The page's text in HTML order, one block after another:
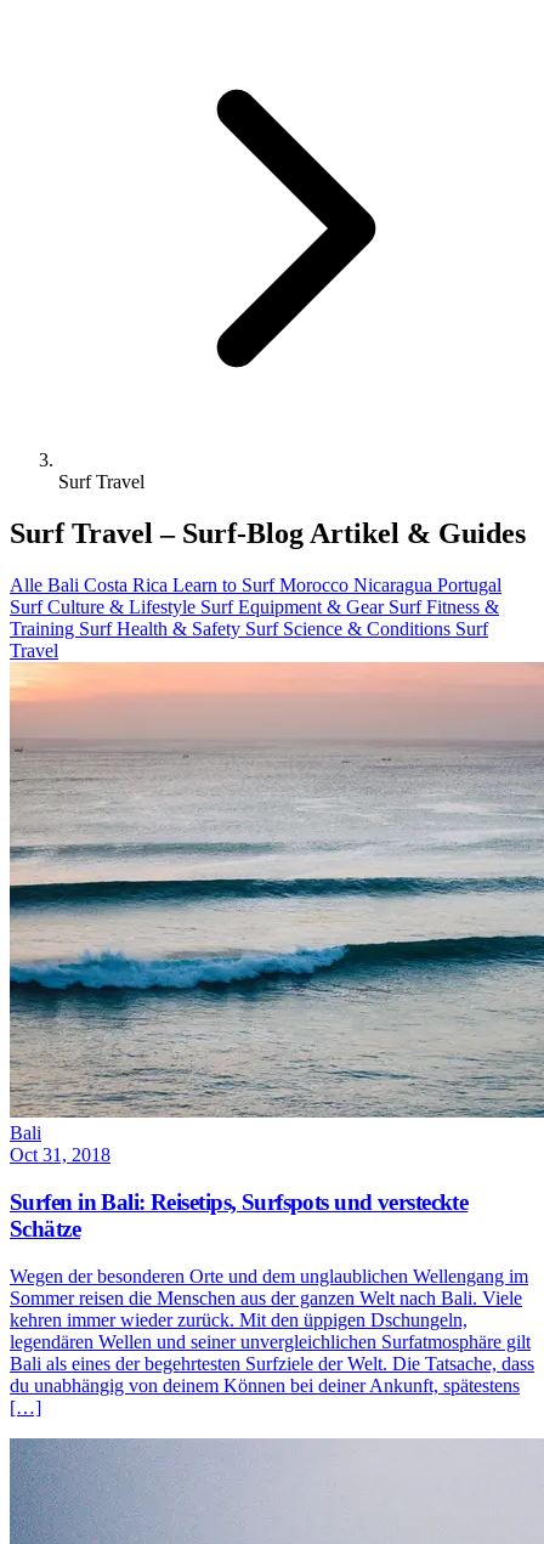
Surf Travel
Surf Travel – Surf-Blog Artikel & Guides
Alle Bali Costa Rica Learn to SurfMorocco Nicaragua Portugal
Surf Culture & Lifestyle Surf Equipment & Gear Surf Fitness &
Training Surf Health & Safety Surf Science & Conditions Surf
Travel
Bali
Oct 31, 2018
Surfen in Bali: Reisetips, Surfspots und versteckte
Schätze
Wegen der besonderen Orte und dem unglaublichen Wellengang im
Sommer reisen die Menschen aus der ganzen Welt nach Bali. Viele
kehren immer wieder zurück. Mit den üppigen Dschungeln,
legendären Wellen und seiner unvergleichlichen Surfatmosphäre gilt
Bali als eines der begehrtesten Surfziele der Welt. Die Tatsache, dass
du unabhängig von deinem Können bei deiner Ankunft, spätestens
[…]